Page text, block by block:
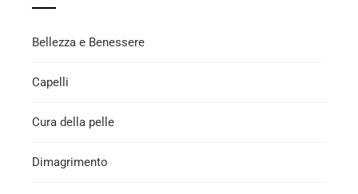
Bellezza e Benessere
Capelli
Cura della pelle
Dimagrimento